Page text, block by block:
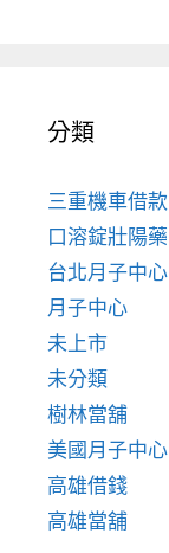
分類
三重機車借款
口溶錠壯陽藥
台北月子中心
月子中心
未上市
未分類
樹林當舖
美國月子中心
高雄借錢
高雄當舖